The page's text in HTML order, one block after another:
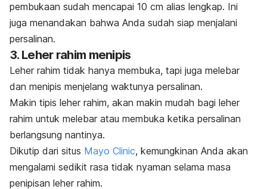
pembukaan sudah mencapai 10 cm alias lengkap. Ini
juga menandakan bahwa Anda sudah siap menjalani
persalinan.
3. Leher rahim menipis
Leher rahim tidak hanya membuka, tapi juga melebar
dan menipis menjelang waktunya persalinan.
Makin tipis leher rahim, akan makin mudah bagi leher
rahim untuk melebar atau membuka ketika persalinan
berlangsung nantinya.
Dikutip dari situs Mayo Clinic, kemungkinan Anda akan
mengalami sedikit rasa tidak nyaman selama masa
penipisan leher rahim.